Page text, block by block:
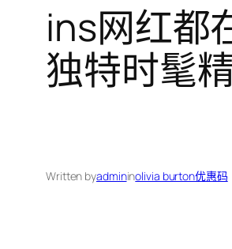
ins网红都
独特时髦精
Written byadmininolivia burton优惠码